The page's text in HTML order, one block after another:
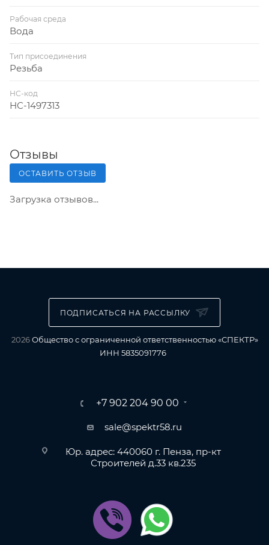
Рабочая среда
Вода
Тип присоединения
Резьба
НС-код
НС-1497313
Отзывы
ОСТАВИТЬ ОТЗЫВ
Загрузка отзывов...
ПОДПИСАТЬСЯ НА РАССЫЛКУ
2026Общество с ограниченной ответственностью «СПЕКТР»
ИНН 5835091776
+7 902 204 90 00
sale@spektr58.ru
Юр. адрес: 440060 г. Пенза, пр-кт
Строителей д.33 кв.235